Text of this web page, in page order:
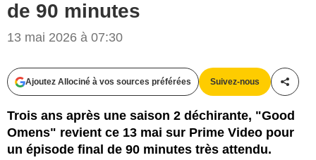
de 90 minutes
13 mai 2026 à 07:30
Ajoutez Allociné à vos sources préférées Suivez-nous
Trois ans après une saison 2 déchirante, "Good
Omens" revient ce 13 mai sur Prime Video pour
un épisode final de 90 minutes très attendu.